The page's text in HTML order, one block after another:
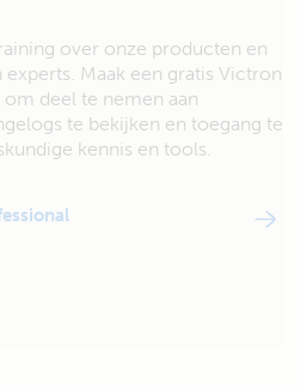
over onze producten en
Maak een gratis Victron
deel te nemen aan
te bekijken en toegang te
kennis en tools.